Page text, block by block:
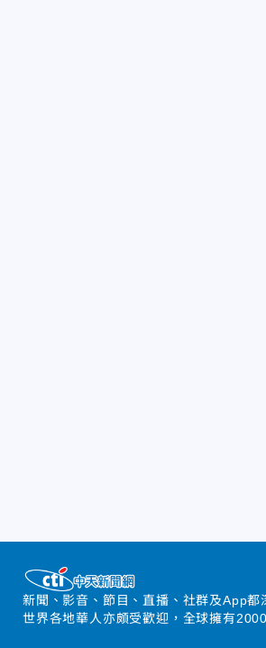
新聞、影音、節目、直播、社群及App都
世界各地華人亦頗受歡迎，全球擁有